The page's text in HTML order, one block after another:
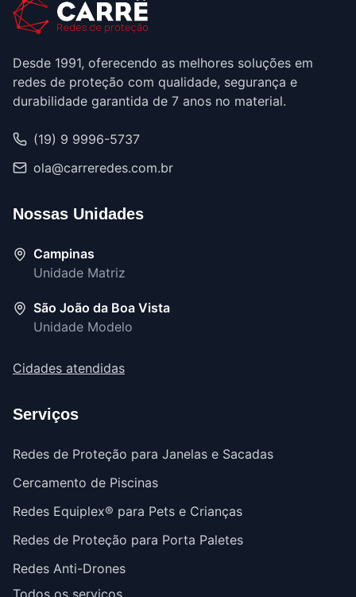
Desde 1991, oferecendo as melhores soluções em
redes de proteção com qualidade, segurança e
durabilidade garantida de 7 anos no material.
(19) 9 9996-5737
ola@carreredes.com.br
Nossas Unidades
Campinas
Unidade Matriz
São João da Boa Vista
Unidade Modelo
Cidades atendidas
Serviços
Redes de Proteção para Janelas e Sacadas
Cercamento de Piscinas
Redes Equiplex® para Pets e Crianças
Redes de Proteção para Porta Paletes
Redes Anti-Drones